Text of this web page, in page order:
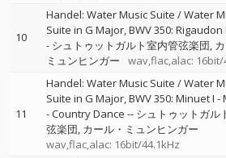
10
Handel: Water Music Suite / Water
Suite in G Major, BWV 350: Rigaudon
- シュトゥットガルト室内管弦楽団
ミュンヒンガー
wav,flac,alac: 16bit/
11
Handel: Water Music Suite / Water
Suite in G Major, BWV 350: Minuet I -
- Country Dance -- シュトゥットガル
弦楽団 カール・ミュンヒンガー
wav,flac,alac: 16bit/44.1kHz